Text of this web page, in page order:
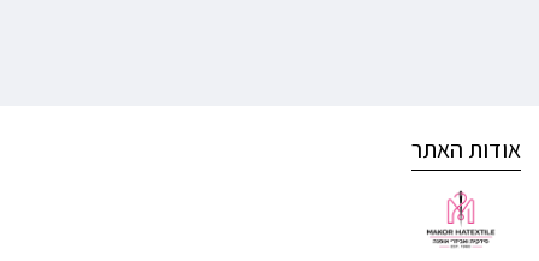
אודות האתר